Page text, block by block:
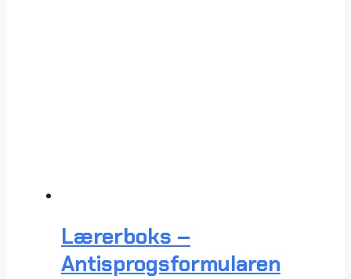
Lærerboks –
Antisprogsformularen